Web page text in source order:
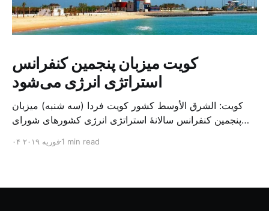
کویت میزبان پنجمین کنفرانس
استراتژی انرژی می‌شود
کویت: الشرق الأوسط کشور کویت فردا (سه شنبه) میزبان
پنجمین کنفرانس سالانهٔ استراتژی انرژی کشورهای شورای
متخصص از شرکت‌های جهانی نفت و گاز در این کنفرانس
۰۴ فوریه ۲۰۱۹1 min read